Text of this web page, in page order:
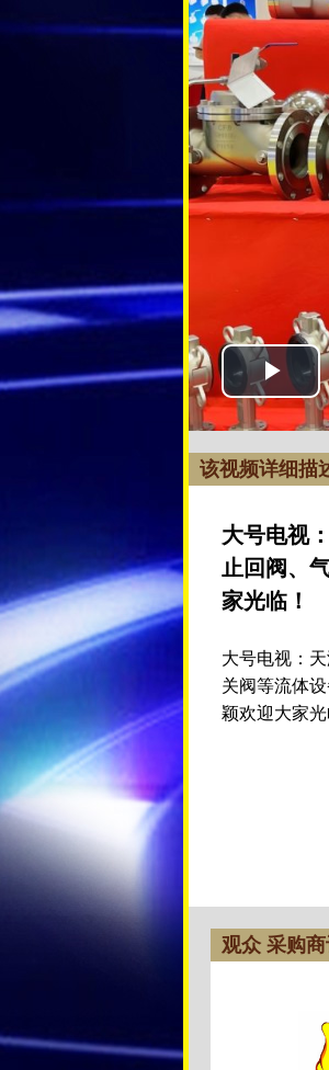
该视频详细描
大号电视
止回阀、
家光临！
大号电视：
关阀等流体
颖欢迎大家光
观众 采购